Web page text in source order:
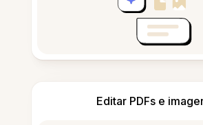
Editar PDFs e